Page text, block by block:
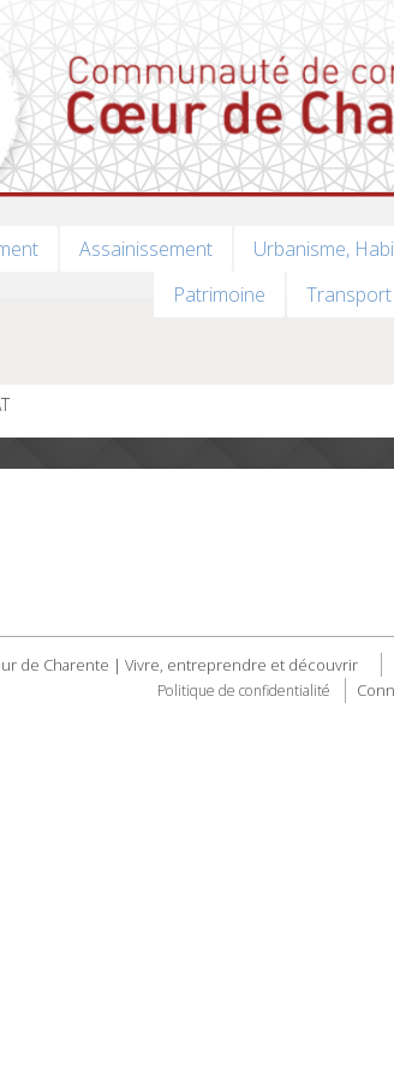
Assainissement Urbanisme,
Patrimoine
Transport
de Charente | Vivre, entreprendre et découvrir
Politique de confidentialité